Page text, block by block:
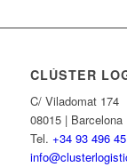
CLÚSTER
C/ Viladomat 174
08015 | Barcelona
Tel. +34 93 496